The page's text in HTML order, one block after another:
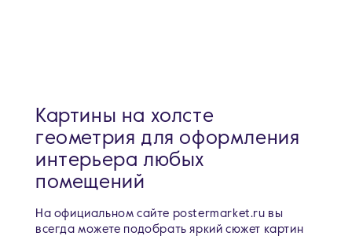
Картины на холсте
геометрия для оформления
интерьера любых
помещений
На официальном сайте postermarket.ru вы
всегда можете подобрать яркий сюжет картин